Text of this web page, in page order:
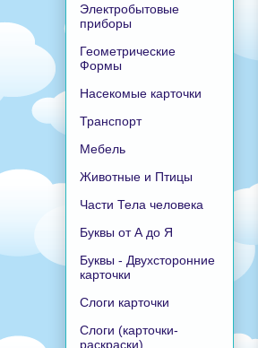
Электробытовые
приборы
Геометрические
Формы
Насекомые карточки
Транспорт
Мебель
Животные и Птицы
Части Тела человека
Буквы от А до Я
Буквы - Двухсторонние
карточки
Слоги карточки
Слоги (карточки-
раскраски)